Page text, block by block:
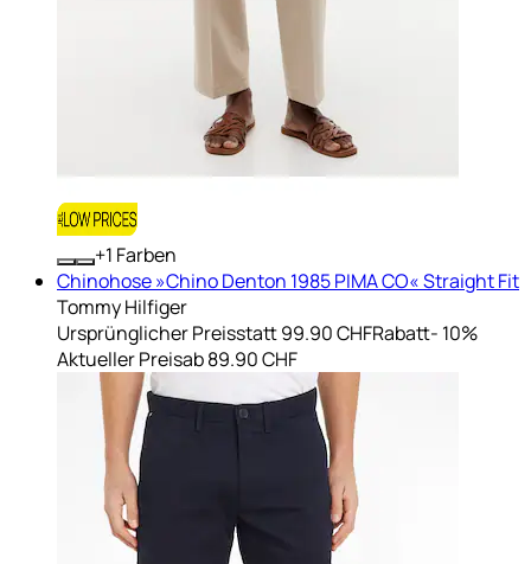
+ Farben
Chinohose »Chino Denton 1985 PIMA CO« Straight Fit
Tommy Hilfiger
Ursprünglicher Preisstatt 99.90 CHFRabatt- 10%
Aktueller Preisab89.90 CHF